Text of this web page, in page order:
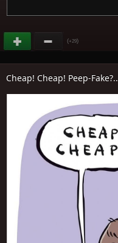
(+29)
Cheap! Cheap! Peep-Fake?..